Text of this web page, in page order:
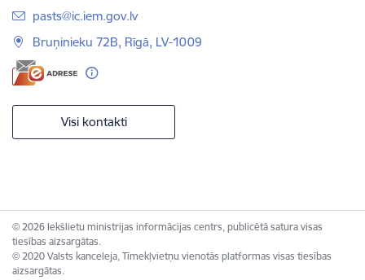
E-pasts:
pasts@ic.iem.gov.lv
Bruņinieku 72B, Rīgā, LV-1009
Visi kontakti
© 2026 Iekšlietu ministrijas informācijas centrs, publicētā satura visas
tiesības aizsargātas.
© 2020 Valsts kanceleja, Tīmekļvietņu vienotās platformas visas tiesības
aizsargātas.